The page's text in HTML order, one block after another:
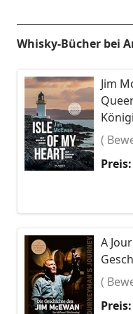
Whisky-Bücher bei
Jim
(
Preis:
A
(
Preis: